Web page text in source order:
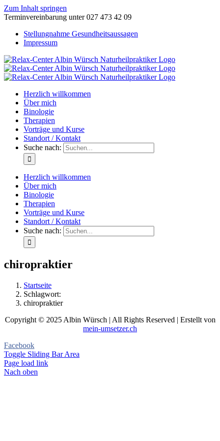
Zum Inhalt springen
Terminvereinbarung unter 027 473 42 09
Stellungnahme Gesundheitsaussagen
Impressum
Herzlich willkommen
Über mich
Binologie
Therapien
Vorträge und Kurse
Standort / Kontakt
Suche nach:
Herzlich willkommen
Über mich
Binologie
Therapien
Vorträge und Kurse
Standort / Kontakt
Suche nach:
chiropraktier
Startseite
Schlagwort:
chiropraktier
Copyright © 2025 Albin Würsch | All Rights Reserved | Erstellt von
mein-umsetzer.ch
Facebook
Toggle Sliding Bar Area
Page load link
Nach oben